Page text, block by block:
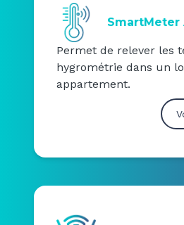
SmartMeter
Permet de relever les
hygrométrie dans un
appartement.